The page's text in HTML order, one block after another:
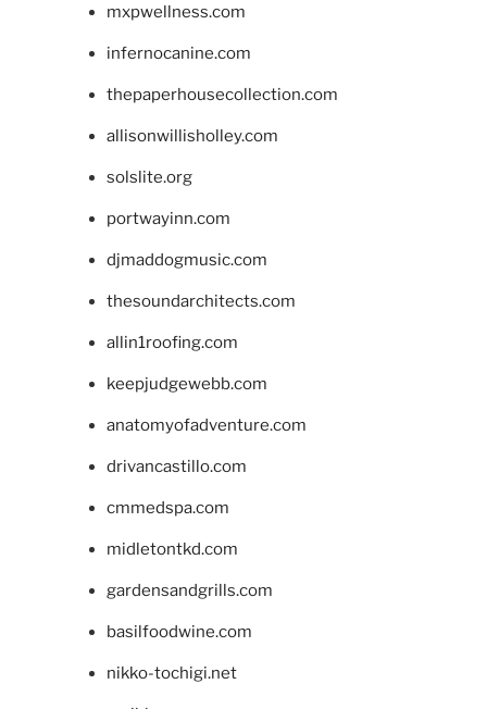
mxpwellness.com
infernocanine.com
thepaperhousecollection.com
allisonwillisholley.com
solslite.org
portwayinn.com
djmaddogmusic.com
thesoundarchitects.com
allin1roofing.com
keepjudgewebb.com
anatomyofadventure.com
drivancastillo.com
cmmedspa.com
midletontkd.com
gardensandgrills.com
basilfoodwine.com
nikko-tochigi.net